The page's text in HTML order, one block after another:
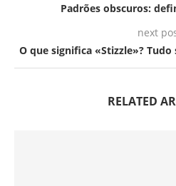
Padrões obscuros:
next
O que significa «Stizzle»?
RELATED